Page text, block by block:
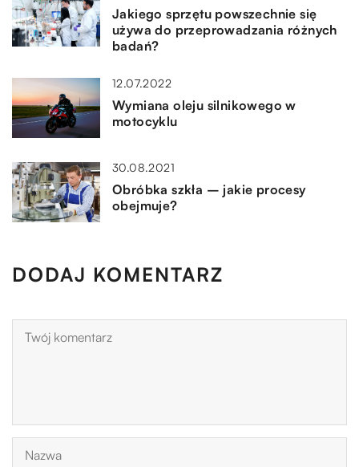
Jakiego sprzętu powszechnie się
używa do przeprowadzania różnych
badań?
12.07.2022
Wymiana oleju silnikowego w
motocyklu
30.08.2021
Obróbka szkła – jakie procesy
obejmuje?
DODAJ KOMENTARZ